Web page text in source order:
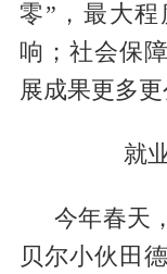
零”，最大
响；社会保
展成果更多更
就
今年春天
贝尔小伙田